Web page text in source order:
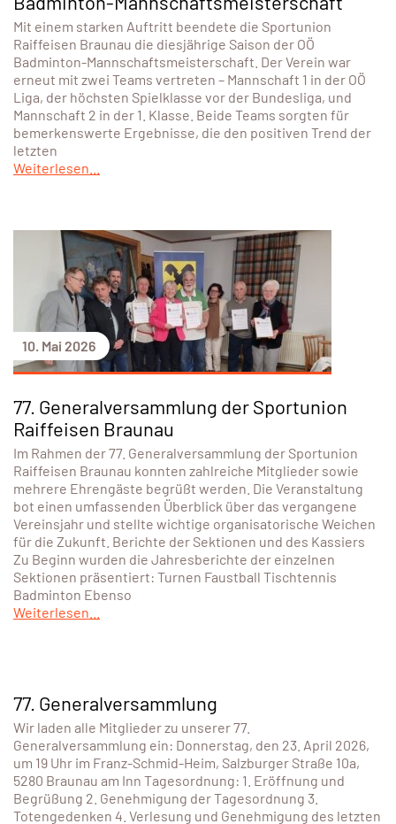
Mit einem starken Auftritt beendete die Sportunion
Raiffeisen Braunau die diesjährige Saison der OÖ
Badminton-Mannschaftsmeisterschaft. Der Verein war
erneut mit zwei Teams vertreten – Mannschaft 1 in der OÖ
Liga, der höchsten Spielklasse vor der Bundesliga, und
Mannschaft 2 in der 1. Klasse. Beide Teams sorgten für
bemerkenswerte Ergebnisse, die den positiven Trend der
letzten
Weiterlesen...
10. Mai 2026
77. Generalversammlung der Sportunion
Raiffeisen Braunau
Im Rahmen der 77. Generalversammlung der Sportunion
Raiffeisen Braunau konnten zahlreiche Mitglieder sowie
mehrere Ehrengäste begrüßt werden. Die Veranstaltung
bot einen umfassenden Überblick über das vergangene
Vereinsjahr und stellte wichtige organisatorische Weichen
für die Zukunft. Berichte der Sektionen und des Kassiers
Zu Beginn wurden die Jahresberichte der einzelnen
Sektionen präsentiert: Turnen Faustball Tischtennis
Badminton Ebenso
Weiterlesen...
77. Generalversammlung
Wir laden alle Mitglieder zu unserer 77.
Generalversammlung ein: Donnerstag, den 23. April 2026,
um 19 Uhr im Franz-Schmid-Heim, Salzburger Straße 10a,
5280 Braunau am Inn Tagesordnung: 1. Eröffnung und
Begrüßung 2. Genehmigung der Tagesordnung 3.
Totengedenken 4. Verlesung und Genehmigung des letzten